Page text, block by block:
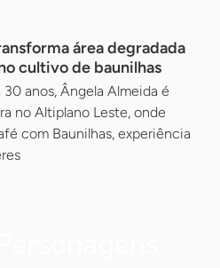
área degradada
cultivo de baunilhas
anos, Ângela Almeida é
no Altiplano Leste, onde
com Baunilhas, experiência